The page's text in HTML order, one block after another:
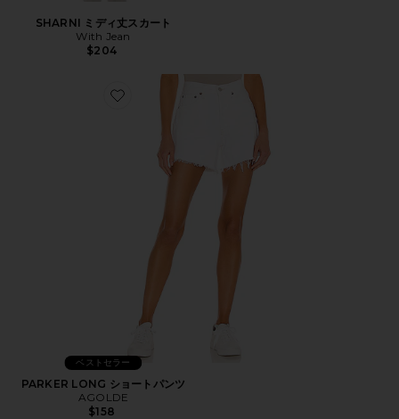
SHARNI ミディ丈スカート
With Jean
$204
Favorite PARKER LONG ショートパンツ
ベストセラー
PARKER LONG ショートパンツ
AGOLDE
$158